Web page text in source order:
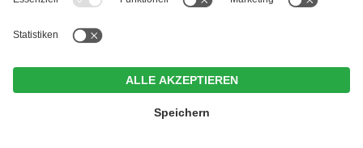
Karte Unterkünfte